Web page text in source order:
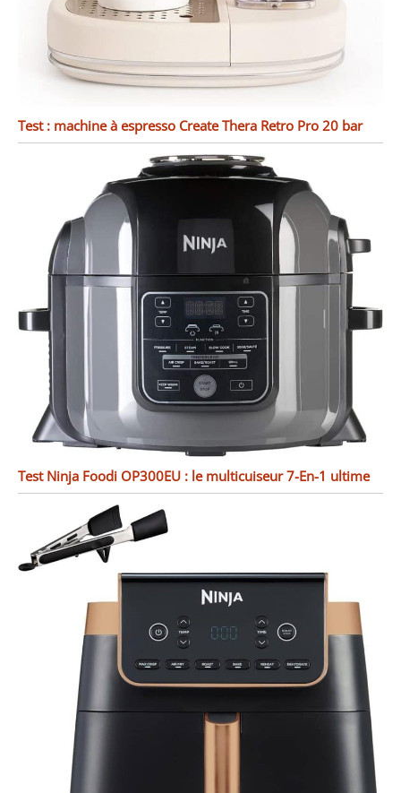
Test : machine à espresso Create Thera Retro Pro 20 bar
Test Ninja Foodi OP300EU : le multicuiseur 7-En-1 ultime